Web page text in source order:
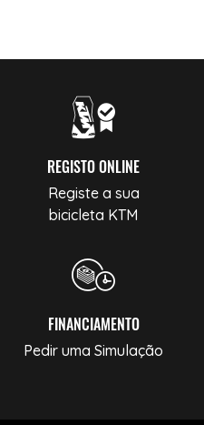
REGISTO ONLINE
Registe a sua
bicicleta KTM
FINANCIAMENTO
Pedir uma Simulação